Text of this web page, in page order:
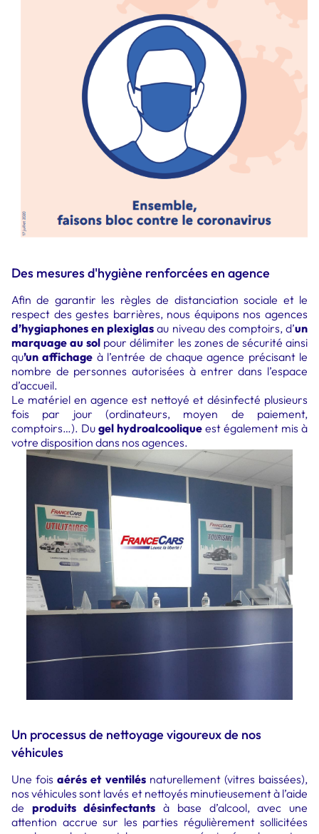
Des mesures d'hygiène renforcées en agence
Afin de garantir les règles de distanciation sociale et le
respect des gestes barrières, nous équipons nos agences
d’hygiaphones en plexiglas au niveau des comptoirs, d’un
marquage au sol pour délimiter les zones de sécurité ainsi
qu’un affichage à l’entrée de chaque agence précisant le
nombre de personnes autorisées à entrer dans l’espace
d’accueil.
Le matériel en agence est nettoyé et désinfecté plusieurs
fois par jour (ordinateurs, moyen de paiement,
comptoirs…). Du gel hydroalcoolique est également mis à
votre disposition dans nos agences.
Un processus de nettoyage vigoureux de nos
véhicules
Une fois aérés et ventilésnaturellement (vitres baissées),
nos véhicules sont lavés et nettoyés minutieusement à l’aide
de produits désinfectants à base d’alcool, avec une
attention accrue sur les parties régulièrement sollicitées